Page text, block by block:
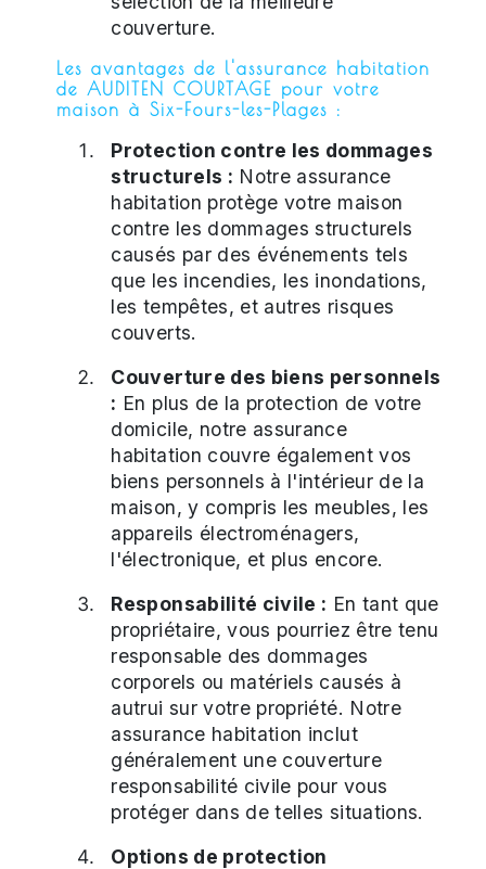
couverture.
Les avantages de l'assurance habitation
de AUDITEN COURTAGE pour votre
maison à Six-Fours-les-Plages :
Protection contre les dommages
structurels : Notre assurance
habitation protège votre maison
contre les dommages structurels
causés par des événements tels
que les incendies, les inondations,
les tempêtes, et autres risques
couverts.
Couverture des biens personnels
: En plus de la protection de votre
domicile, notre assurance
habitation couvre également vos
biens personnels à l'intérieur de la
maison, y compris les meubles, les
appareils électroménagers,
l'électronique, et plus encore.
Responsabilité civile : En tant que
propriétaire, vous pourriez être tenu
responsable des dommages
corporels ou matériels causés à
autrui sur votre propriété. Notre
assurance habitation inclut
généralement une couverture
responsabilité civile pour vous
protéger dans de telles situations.
Options de protection